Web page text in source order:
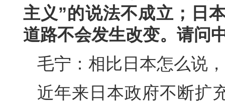
主义”的说法不成立；日
道路不会发生改变。请问
毛宁：相比日本怎么说
近年来日本政府不断扩